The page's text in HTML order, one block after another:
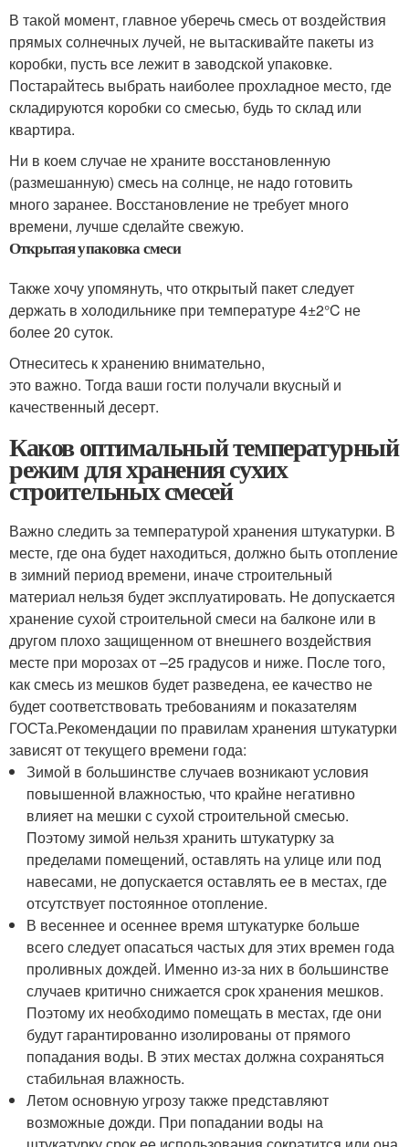
В такой момент, главное уберечь смесь от воздействия
прямых солнечных лучей, не вытаскивайте пакеты из
коробки, пусть все лежит в заводской упаковке.
Постарайтесь выбрать наиболее прохладное место, где
складируются коробки со смесью, будь то склад или
квартира.
Ни в коем случае не храните восстановленную
(размешанную) смесь на солнце, не надо готовить
много заранее. Восстановление не требует много
времени, лучше сделайте свежую.
Открытая упаковка смеси
Также хочу упомянуть, что открытый пакет следует
держать в холодильнике при температуре 4±2°C не
более 20 суток.
Отнеситесь к хранению внимательно,
это важно. Тогда ваши гости получали вкусный и
качественный десерт.
Каков оптимальный температурный
режим для хранения сухих
строительных смесей
Важно следить за температурой хранения штукатурки. В
месте, где она будет находиться, должно быть отопление
в зимний период времени, иначе строительный
материал нельзя будет эксплуатировать. Не допускается
хранение сухой строительной смеси на балконе или в
другом плохо защищенном от внешнего воздействия
месте при морозах от –25 градусов и ниже. После того,
как смесь из мешков будет разведена, ее качество не
будет соответствовать требованиям и показателям
ГОСТа.Рекомендации по правилам хранения штукатурки
зависят от текущего времени года:
Зимой в большинстве случаев возникают условия
повышенной влажностью, что крайне негативно
влияет на мешки с сухой строительной смесью.
Поэтому зимой нельзя хранить штукатурку за
пределами помещений, оставлять на улице или под
навесами, не допускается оставлять ее в местах, где
отсутствует постоянное отопление.
В весеннее и осеннее время штукатурке больше
всего следует опасаться частых для этих времен года
проливных дождей. Именно из-за них в большинстве
случаев критично снижается срок хранения мешков.
Поэтому их необходимо помещать в местах, где они
будут гарантированно изолированы от прямого
попадания воды. В этих местах должна сохраняться
стабильная влажность.
Летом основную угрозу также представляют
возможные дожди. При попадании воды на